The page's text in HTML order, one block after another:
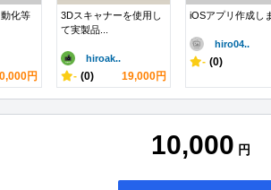
化等
円
3Dスキャナーを使用し
て実製品...
hiroak..
- (0) 19,000円
iOSアプリ作成し
hiro04..
- (0)
10,000 円